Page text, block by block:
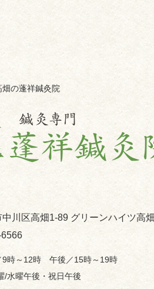
の蓬祥鍼灸院
川区高畑1-89 グリーンハイツ高
9時～12時 午後／15時～19時
/水曜午後・祝日午後